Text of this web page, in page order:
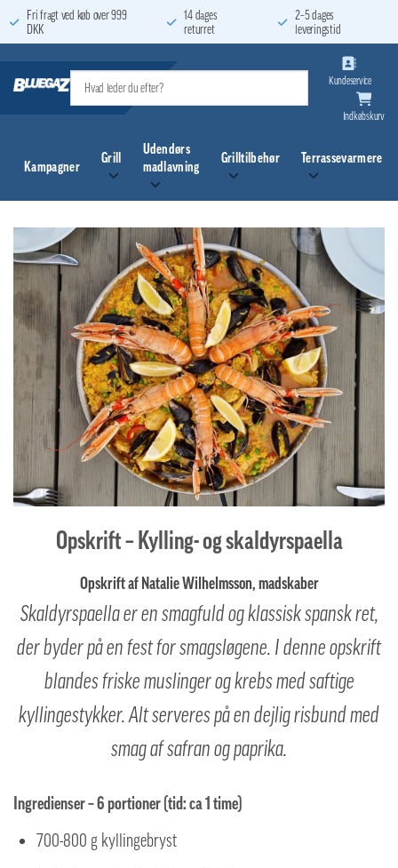
Fortsæt
til
Fri fragt ved køb over 999
DKK
14 dages
returret
2–5 dages
leveringstid
Kundeservice
Indkøbskurv
Kampagner
Grill
Udendørs
madlavning
Grilltilbehør Terrassevarmere
Opskrift – Kylling- og skaldyrspaella
Opskrift af Natalie Wilhelmsson, madskaber
Skaldyrspaella er en smagfuld og klassisk spansk ret,
der byder på en fest for smagsløgene. I denne opskrift
blandes friske muslinger og krebs med saftige
kyllingestykker. Alt serveres på en dejlig risbund med
smag af safran og paprika.
Ingredienser – 6 portioner (tid: ca 1 time)
700-800 g kyllingebryst